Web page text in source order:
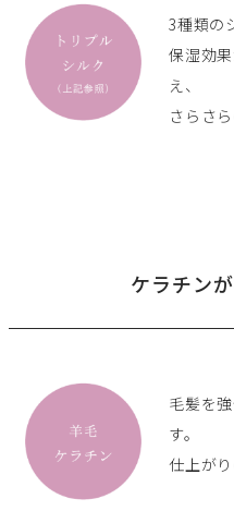
3種類の
保湿効
え、
さらさ
ケラチン
毛髪を
す。
仕上が